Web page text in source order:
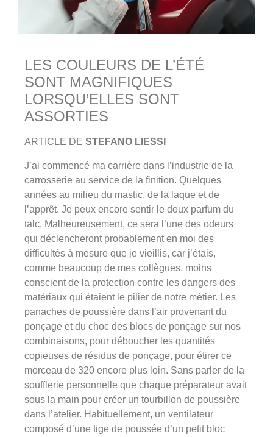
LES COULEURS DE L’ÉTÉ
SONT MAGNIFIQUES
LORSQU’ELLES SONT
ASSORTIES
ARTICLE DE STEFANO LIESSI
J’ai commencé ma carrière dans l’industrie de la
carrosserie au service de la finition. Quelques
années au milieu du mastic, de la laque et de
l’apprêt. Je peux encore sentir le doux parfum du
talc. Malheureusement, ce sera l’une des odeurs
qui déclencheront probablement en moi des
difficultés à mesure que je vieillis, car j’étais,
comme beaucoup de mes collègues, moins
conscient de la protection contre les dangers des
matériaux qui étaient le pilier de notre métier. Les
panaches de poussière dans l’air provenant du
ponçage et du choc des blocs de ponçage sur nos
combinaisons, pour déboucher les quantités
copieuses de résidus de ponçage, pour étirer ce
morceau de 320 encore plus loin. Sans parler de la
soufflerie personnelle que chaque préparateur avait
sous la main pour créer un tourbillon de poussière
dans l’atelier. Habituellement, un ventilateur
composé d’une tige de poussée d’un petit bloc